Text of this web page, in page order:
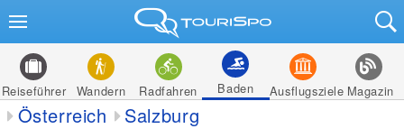
Reiseführer Wandern Radfahren Baden Ausflugsziele Magazin
Österreich Salzburg